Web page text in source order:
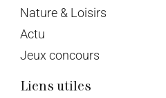
Nature & Loisirs
Actu
Jeux concours
Liens utiles